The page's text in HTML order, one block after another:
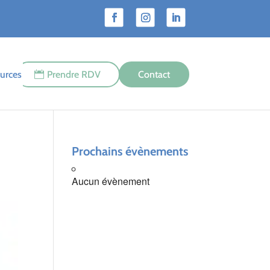
Prendre RDV Contact
Prochains évènements
Aucun évènement